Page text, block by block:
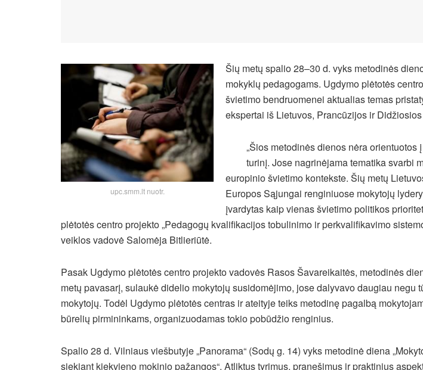
upc.smm.lt nuotr.
Šių metų spalio 28–30 d. vyks metodinės
mokyklų pedagogams. Ugdymo plėtotės
švietimo bendruomenei aktualias temas
ekspertai iš Lietuvos, Prancūzijos ir
„Šios metodinės dienos nėra orientuotos
turinį. Jose nagrinėjama tematika svarbi
europinio švietimo kontekste. Šių metų
Europos Sąjungai renginiuose mokytojų
įvardytas kaip vienas švietimo politikos
plėtotės centro projekto „Pedagogų kvalifikacijos tobulinimo ir perkvalifikavimo
veiklos vadovė Salomėja Bitlieriūtė.
Pasak Ugdymo plėtotės centro projekto vadovės Rasos Šavareikaitės, metodinės
metų pavasarį, sulaukė didelio mokytojų susidomėjimo, jose dalyvavo daugiau negu
mokytojų. Todėl Ugdymo plėtotės centras ir ateityje teiks metodinę pagalbą
būrelių pirmininkams, organizuodamas tokio pobūdžio renginius.
Spalio 28 d. Vilniaus viešbutyje „Panorama“ (Sodų g. 14) vyks metodinė diena
siekiant kiekvieno mokinio pažangos“. Atliktus tyrimus, pranešimus ir praktinius